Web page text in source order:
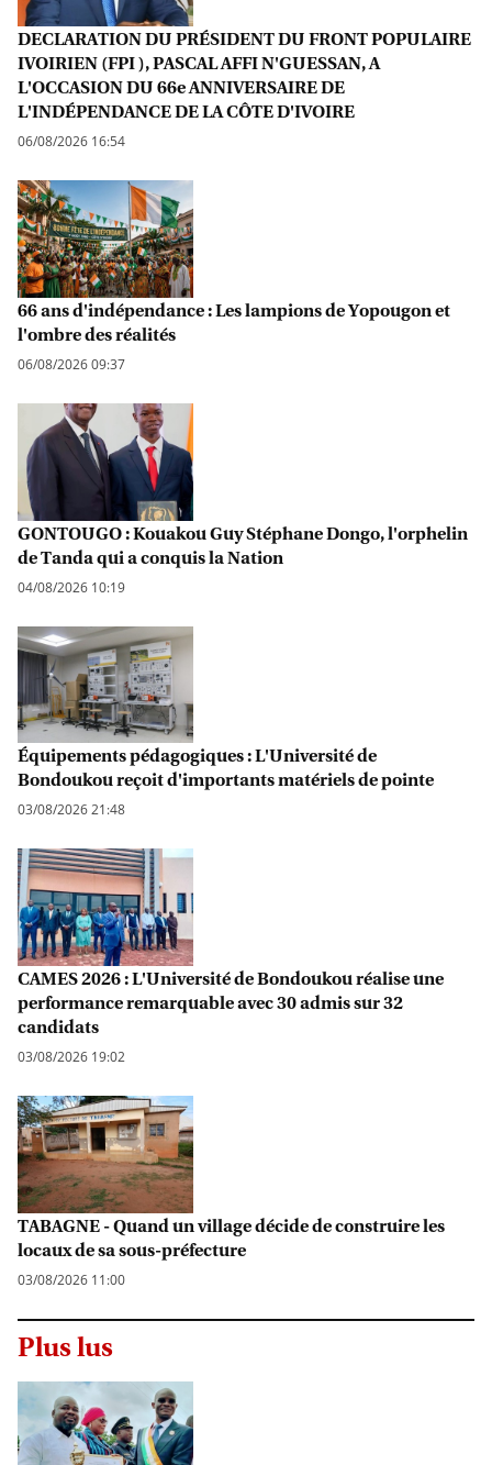
DECLARATION DU PRÉSIDENT DU FRONT POPULAIRE
IVOIRIEN (FPI ), PASCAL AFFI N'GUESSAN, A
L'OCCASION DU 66e ANNIVERSAIRE DE
L'INDÉPENDANCE DE LA CÔTE D'IVOIRE
06/08/2026 16:54
66 ans d'indépendance : Les lampions de Yopougon et
l'ombre des réalités
06/08/2026 09:37
GONTOUGO : Kouakou Guy Stéphane Dongo, l'orphelin
de Tanda qui a conquis la Nation
04/08/2026 10:19
Équipements pédagogiques : L'Université de
Bondoukou reçoit d'importants matériels de pointe
03/08/2026 21:48
CAMES 2026 : L'Université de Bondoukou réalise une
performance remarquable avec 30 admis sur 32
candidats
03/08/2026 19:02
TABAGNE - Quand un village décide de construire les
locaux de sa sous-préfecture
03/08/2026 11:00
Plus lus